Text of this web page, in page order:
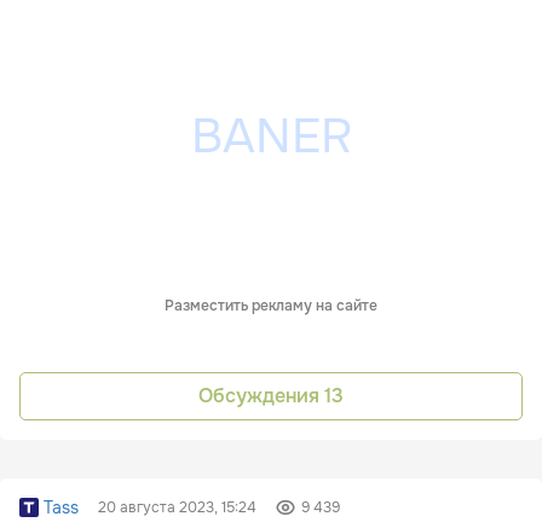
Разместить рекламу на сайте
Обсуждения 13
Tass 20 августа 2023, 15:24 9 439